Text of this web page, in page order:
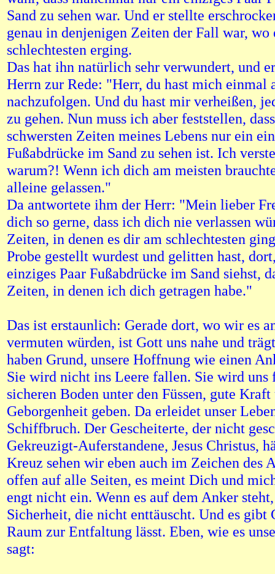
Sand zu sehen war. Und er stellte
genau in denjenigen Zeiten der Fall war, wo
schlechtesten erging.
Das hat ihn natürlich sehr verwundert, und
Herrn zur Rede: "Herr, du hast mich einmal
nachzufolgen. Und du hast mir verheißen,
zu gehen. Nun muss ich aber feststellen,
schwersten Zeiten meines Lebens nur ein
Fußabdrücke im Sand zu sehen ist. Ich
warum?! Wenn ich dich am meisten
alleine gelassen."
Da antwortete ihm der Herr: "Mein lieber
dich so gerne, dass ich dich nie verlassen
Zeiten, in denen es dir am schlechtesten
Probe gestellt wurdest und gelitten hast,
einziges Paar Fußabdrücke im Sand siehst,
Zeiten, in denen ich dich getragen habe."
Das ist erstaunlich: Gerade dort, wo wir es
vermuten würden, ist Gott uns nahe und
haben Grund, unsere Hoffnung wie einen
Sie wird nicht ins Leere fallen. Sie wird uns
sicheren Boden unter den Füssen, gute Kraft
Geborgenheit geben. Da erleidet unser
Schiffbruch. Der Gescheiterte, der nicht
Gekreuzigt-Auferstandene, Jesus Christus,
Kreuz sehen wir eben auch im Zeichen des
offen auf alle Seiten, es meint Dich und
engt nicht ein. Wenn es auf dem Anker
Sicherheit, die nicht enttäuscht. Und es gibt
Raum zur Entfaltung lässt. Eben, wie es
sagt: